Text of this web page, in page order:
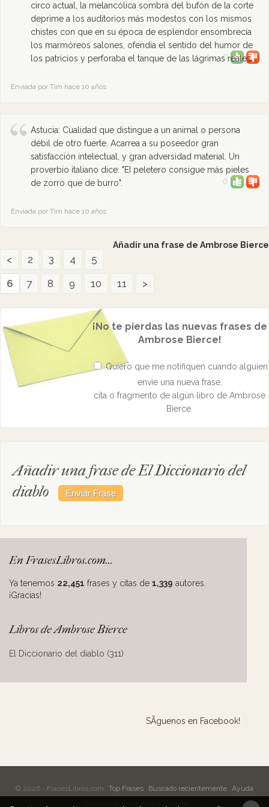
circo actual, la melancólica sombra del bufón de la corte
deprime a los auditorios más modestos con los mismos
chistes con que en su época de esplendor ensombrecía
los marmóreos salones, ofendía el sentido del humor de
los patricios y perforaba el tanque de las lágrimas reales.
0
Enviada por Tim hace 10 años
Astucia: Cualidad que distingue a un animal o persona
débil de otro fuerte. Acarrea a su poseedor gran
satisfacción intelectual, y gran adversidad material. Un
proverbio italiano dice: "EI peletero consigue más pieles
de zorro que de burro".
0
Enviada por Tim hace 10 años
Añadir una frase de Ambrose Bierce
< 2 3 4
5
6
7 8 9 10 11 >
¡No te pierdas las nuevas frases de
Ambrose Bierce!
Quiero que me notifiquen cuando alguien
envíe una nueva frase,
cita o fragmento de algún libro de Ambrose
Bierce.
Añadir una frase de El Diccionario del
diablo
En FrasesLibros.com...
Ya tenemos 22,451 frases y citas de 1,339 autores.
¡Gracias!
Libros de Ambrose Bierce
El Diccionario del diablo (311)
SÃ­guenos en Facebook!
© 2026 - FrasesLibros.com Top Frases Buscado recientemente Ayuda